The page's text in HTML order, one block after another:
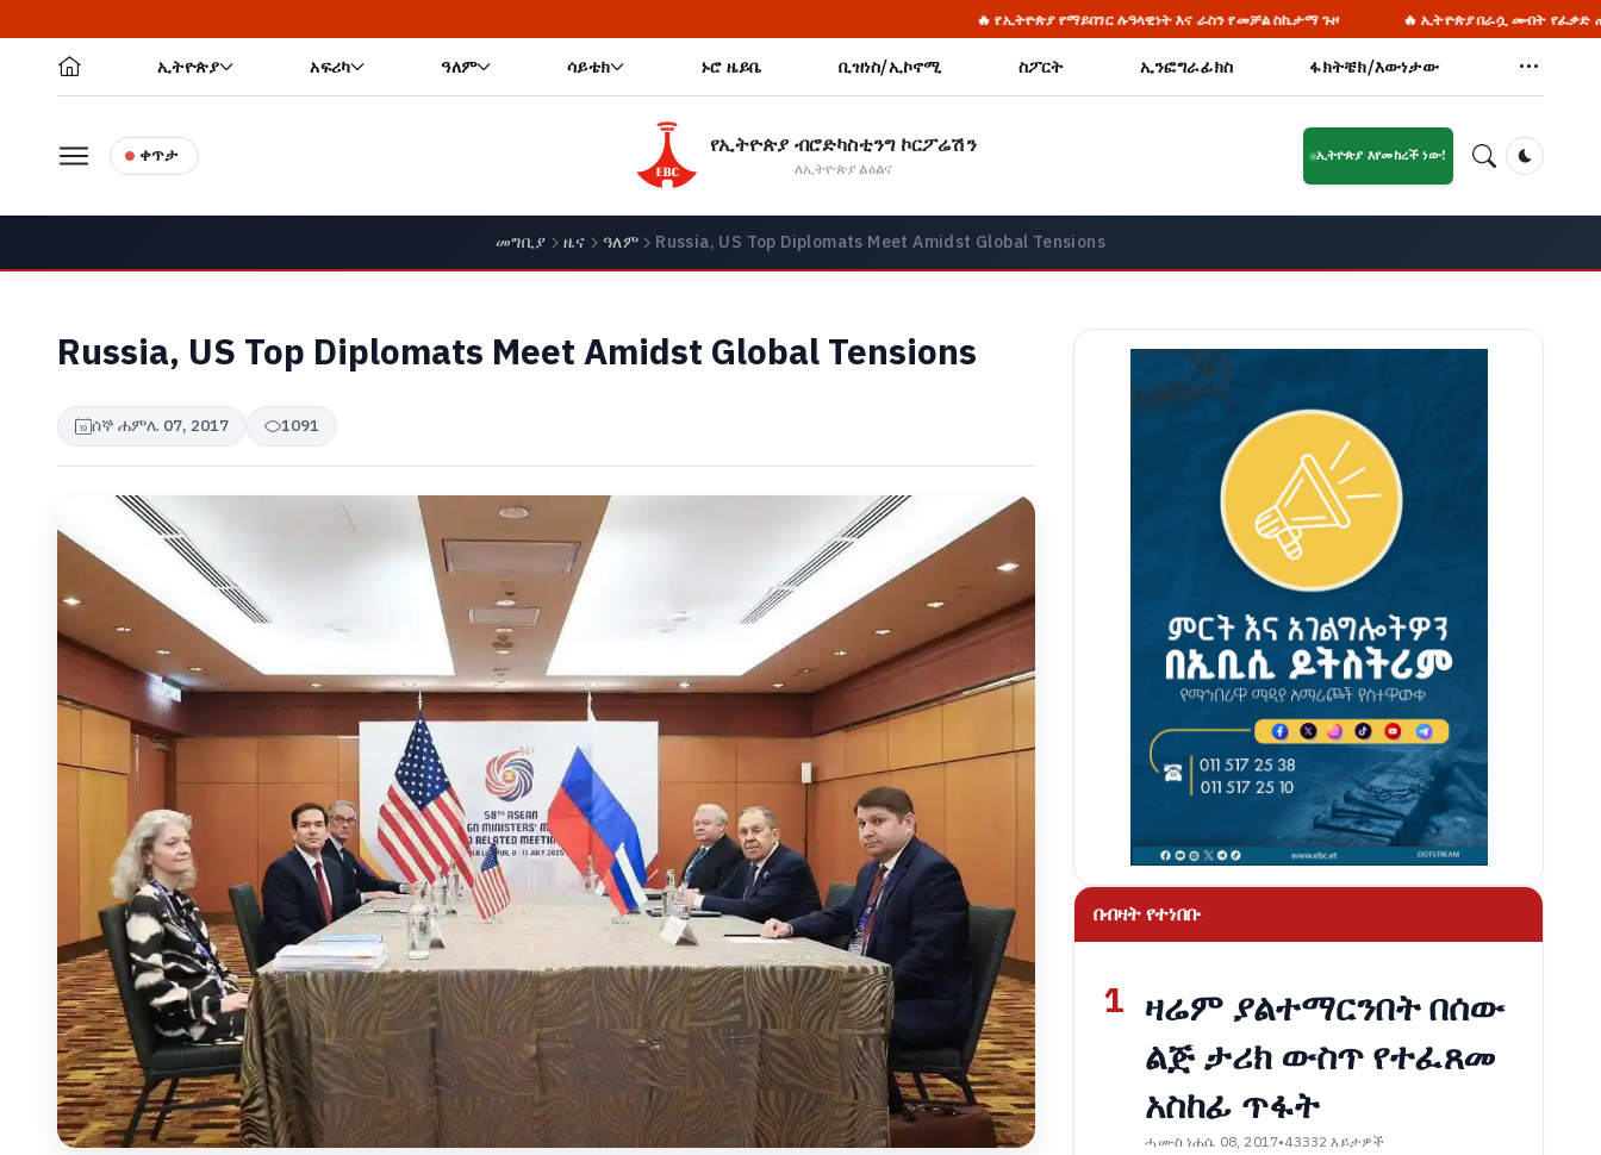
🔥 የኢትዮጵያ የማይበገር ሉዓላዊነት እና ራስን የመቻል ስኬታማ ጉዞ 🔥 ኢትዮጵያ በራሷ መብት የፈቃድ ጠያቂነት ታሪክ የላትም
ኢትዮጵያ አፍሪካ ዓለም ሳይቴክ ኑሮ ዜይቤ ቢዝነስ/ኢኮኖሚ ስፖርት ኢንፎግራፊክስ ፋክትቼክ/እውነታው
ቀጥታ የኢትዮጵያ ብሮድካስቲንግ ኮርፖሬሽን
ለኢትዮጵያ ልዕልና
ኢትዮጵያ እየመከረች ነው!
Dark
መግቢያ ዜና ዓለም Russia, US Top Diplomats Meet Amidst Global Tensions
Russia, US Top Diplomats Meet Amidst Global Tensions
ሰኞ ሐምሌ 07, 2017 1091
በብዛት የተነበቡ
1 ዛሬም ያልተማርንበት በሰው
ልጅ ታሪክ ውስጥ የተፈጸመ
አስከፊ ጥፋት
ሓሙስ ነሐሴ 08, 2017•43332 እይታዎች